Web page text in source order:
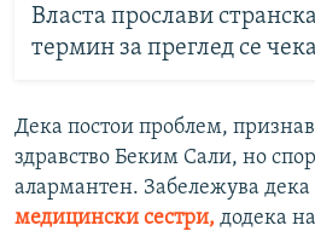
Власта прослави
термин за преглед се
Дека постои проблем,
здравство Беким Сали, но
алармантен. Забележува
медицински сестри, додека